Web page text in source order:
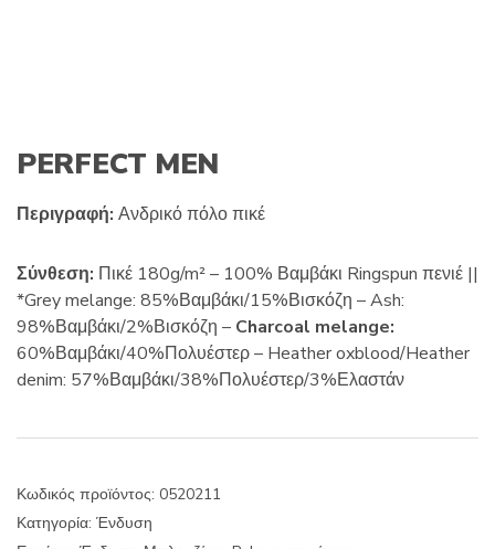
PERFECT MEN
Περιγραφή: Ανδρικό πόλο πικέ
Σύνθεση: Πικέ 180g/m² – 100% Βαμβάκι Ringspun πενιέ ||
*Grey melange: 85%Βαμβάκι/15%Βισκόζη – Ash:
98%Βαμβάκι/2%Βισκόζη – Charcoal melange:
60%Βαμβάκι/40%Πολυέστερ – Heather oxblood/Heather
denim: 57%Βαμβάκι/38%Πολυέστερ/3%Ελαστάν
Κωδικός προϊόντος: 0520211
Κατηγορία: Ένδυση